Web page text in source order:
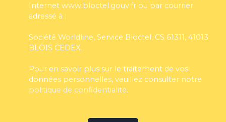
Internet www.bloctel.gouv.fr ou par courrier
adressé à :
Société Worldline, Service Bloctel, CS 61311, 41013
BLOIS CEDEX.
Pour en savoir plus sur le traitement de vos
données personnelles, veuillez consulter notre
politique de confidentialité.